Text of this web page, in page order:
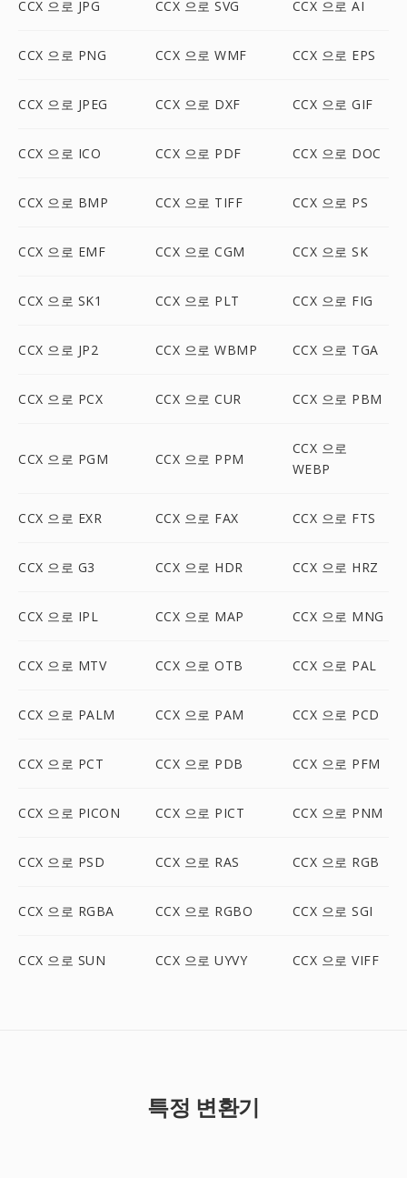
CCX 으로 JPG CCX 으로 SVG CCX 으로 AI
CCX 으로 PNG CCX 으로 WMF CCX 으로 EPS
CCX 으로 JPEG CCX 으로 DXF CCX 으로 GIF
CCX 으로 ICO CCX 으로 PDF CCX 으로 DOC
CCX 으로 BMP CCX 으로 TIFF CCX 으로 PS
CCX 으로 EMF CCX 으로 CGM CCX 으로 SK
CCX 으로 SK1 CCX 으로 PLT CCX 으로 FIG
CCX 으로 JP2 CCX 으로 WBMP CCX 으로 TGA
CCX 으로 PCX CCX 으로 CUR CCX 으로 PBM
CCX 으로 PGM CCX 으로 PPM
CCX 으로
WEBP
CCX 으로 EXR CCX 으로 FAX CCX 으로 FTS
CCX 으로 G3 CCX 으로 HDR CCX 으로 HRZ
CCX 으로 IPL CCX 으로 MAP CCX 으로 MNG
CCX 으로 MTV CCX 으로 OTB CCX 으로 PAL
CCX 으로 PALM CCX 으로 PAM CCX 으로 PCD
CCX 으로 PCT CCX 으로 PDB CCX 으로 PFM
CCX 으로 PICON CCX 으로 PICT CCX 으로 PNM
CCX 으로 PSD CCX 으로 RAS CCX 으로 RGB
CCX 으로 RGBA CCX 으로 RGBO CCX 으로 SGI
CCX 으로 SUN CCX 으로 UYVY CCX 으로 VIFF
특정 변환기